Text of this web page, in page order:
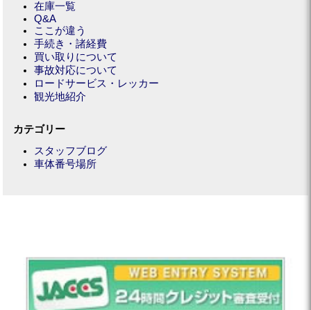
在庫一覧
Q&A
ここが違う
手続き・諸経費
買い取りについて
事故対応について
ロードサービス・レッカー
観光地紹介
カテゴリー
スタッフブログ
車体番号場所